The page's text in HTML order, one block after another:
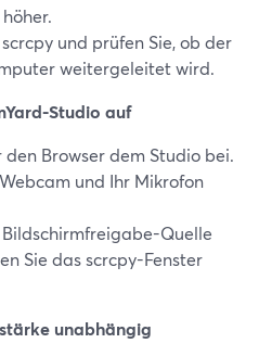
und prüfen Sie, ob der
weitergeleitet wird.
Studio auf
den Browser dem Studio bei.
und Ihr Mikrofon
Bildschirmfreigabe-Quelle
Sie das scrcpy-Fenster
unabhängig